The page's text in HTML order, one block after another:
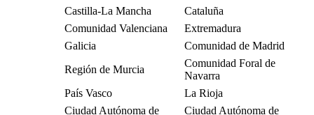
Castilla-La Mancha
Cataluña
Comunidad Valenciana
Extremadura
Galicia
Comunidad de Madrid
Región de Murcia
Comunidad Foral de
Navarra
País Vasco
La Rioja
Ciudad Autónoma de
Ciudad Autónoma de